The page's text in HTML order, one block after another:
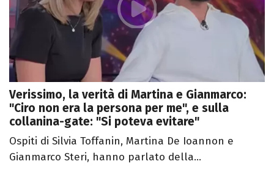
Verissimo, la verità di Martina e Gianmarco:
"Ciro non era la persona per me", e sulla
collanina-gate: "Si poteva evitare"
Ospiti di Silvia Toffanin, Martina De Ioannon e
Gianmarco Steri, hanno parlato della...